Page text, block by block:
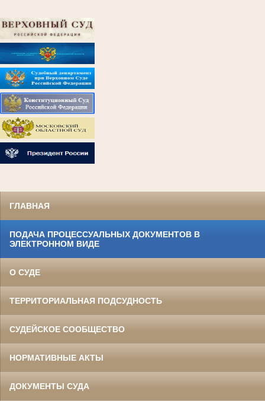
ГЛАВНАЯ
ПОДАЧА ПРОЦЕССУАЛЬНЫХ ДОКУМЕНТОВ В
ЭЛЕКТРОННОМ ВИДЕ
О СУДЕ
ТЕРРИТОРИАЛЬНАЯ ПОДСУДНОСТЬ
СУДЕЙСКОЕ СООБЩЕСТВО
НОРМАТИВНЫЕ АКТЫ
ДОКУМЕНТЫ СУДА